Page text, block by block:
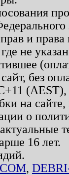
и
не
без
на
о
16 лет.
,